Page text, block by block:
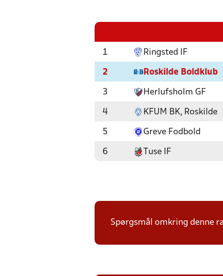
1 Ringsted IF
2 Roskilde Boldklub
3 Herlufsholm GF
4 KFUM BK, Roskilde
5 Greve Fodbold
6 Tuse IF
Spørgsmål omkring denne